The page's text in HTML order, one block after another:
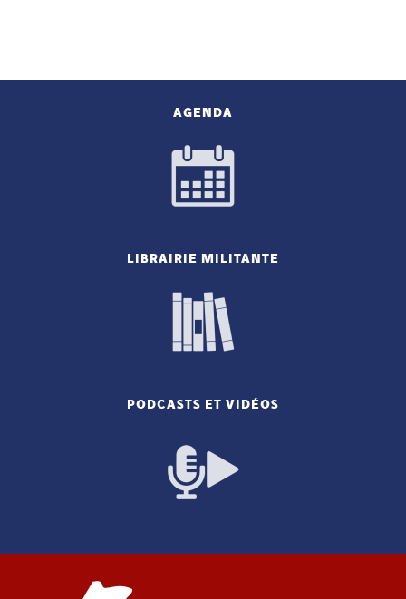
AGENDA
LIBRAIRIE MILITANTE
PODCASTS ET VIDÉOS